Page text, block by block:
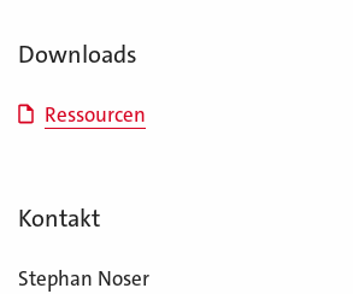
Downloads
Ressourcen
Kontakt
Stephan Noser